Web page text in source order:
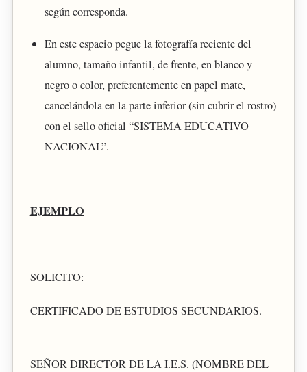
según corresponda.
En este espacio pegue la fotografía reciente del
alumno, tamaño infantil, de frente, en blanco y
negro o color, preferentemente en papel mate,
cancelándola en la parte inferior (sin cubrir el rostro)
con el sello oficial “SISTEMA EDUCATIVO
NACIONAL”.
EJEMPLO
SOLICITO:
CERTIFICADO DE ESTUDIOS SECUNDARIOS.
SEÑOR DIRECTOR DE LA I.E.S. (NOMBRE DEL